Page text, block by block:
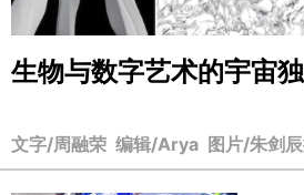
生物与数字艺术的宇宙
文字/周融荣 编辑/Arya 图片/朱剑